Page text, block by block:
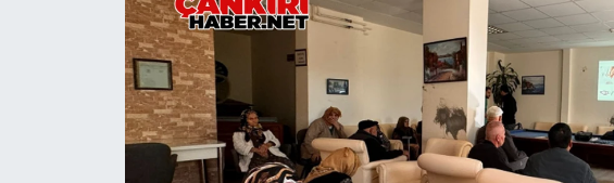
KÜLTÜR SANAT
MAGAZİN
SAĞLIK